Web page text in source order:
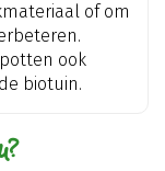
of om
ook
biotuin.